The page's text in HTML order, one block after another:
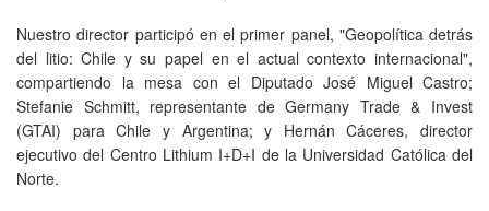
Nuestro director participó en el primer panel, "Geopolítica detrás
del litio: Chile y su papel en el actual contexto internacional",
compartiendo la mesa con el Diputado José Miguel Castro;
Stefanie Schmitt, representante de Germany Trade & Invest
(GTAI) para Chile y Argentina; y Hernán Cáceres, director
ejecutivo del Centro Lithium I+D+I de la Universidad Católica del
Norte.